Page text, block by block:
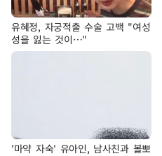
유혜정, 자궁적출 수술 고백 "여성
성을 잃는 것이…"
'마약 자숙' 유아인, 남사친과 볼뽀